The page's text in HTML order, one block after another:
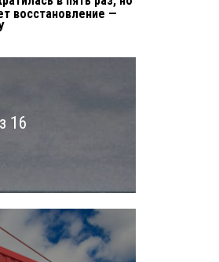
восстановление —
16